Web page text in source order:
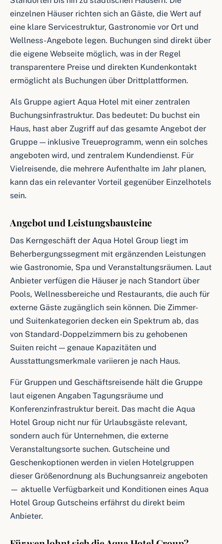
einzelnen Häuser richten sich an Gäste, die Wert auf
eine klare Servicestruktur, Gastronomie vor Ort und
Wellness-Angebote legen. Buchungen sind direkt über
die eigene Webseite möglich, was in der Regel
transparentere Preise und direkten Kundenkontakt
ermöglicht als Buchungen über Drittplattformen.
Als Gruppe agiert Aqua Hotel mit einer zentralen
Buchungsinfrastruktur. Das bedeutet: Du buchst ein
Haus, hast aber Zugriff auf das gesamte Angebot der
Gruppe — inklusive Treueprogramm, wenn ein solches
angeboten wird, und zentralem Kundendienst. Für
Vielreisende, die mehrere Aufenthalte im Jahr planen,
kann das ein relevanter Vorteil gegenüber Einzelhotels
sein.
Angebot und Leistungsbausteine
Das Kerngeschäft der Aqua Hotel Group liegt im
Beherbergungssegment mit ergänzenden Leistungen
wie Gastronomie, Spa und Veranstaltungsräumen. Laut
Anbieter verfügen die Häuser je nach Standort über
Pools, Wellnessbereiche und Restaurants, die auch für
externe Gäste zugänglich sein können. Die Zimmer-
und Suitenkategorien decken ein Spektrum ab, das
von Standard-Doppelzimmern bis zu gehobenen
Suiten reicht — genaue Kapazitäten und
Ausstattungsmerkmale variieren je nach Haus.
Für Gruppen und Geschäftsreisende hält die Gruppe
laut eigenen Angaben Tagungsräume und
Konferenzinfrastruktur bereit. Das macht die Aqua
Hotel Group nicht nur für Urlaubsgäste relevant,
sondern auch für Unternehmen, die externe
Veranstaltungsorte suchen. Gutscheine und
Geschenkoptionen werden in vielen Hotelgruppen
dieser Größenordnung als Buchungsanreiz angeboten
— aktuelle Verfügbarkeit und Konditionen eines Aqua
Hotel Group Gutscheins erfährst du direkt beim
Anbieter.